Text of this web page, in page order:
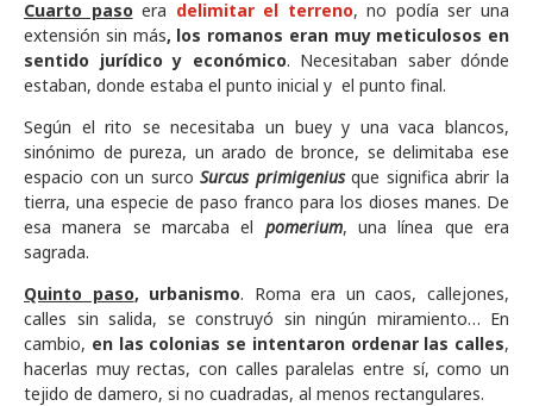
Cuarto paso era delimitar el terreno, no podía ser una
extensión sin más, los romanos eran muy meticulosos en
sentido jurídico y económico. Necesitaban saber dónde
estaban, donde estaba el punto inicial y el punto final.
Según el rito se necesitaba un buey y una vaca blancos,
sinónimo de pureza, un arado de bronce, se delimitaba ese
espacio con un surcoSurcus primigeniusque significa abrir la
tierra, una especie de paso franco para los dioses manes. De
esa manera se marcaba el pomerium, una línea que era
sagrada.
Quinto paso, urbanismo. Roma era un caos, callejones,
calles sin salida, se construyó sin ningún miramiento… En
cambio, en las colonias se intentaron ordenar las calles,
hacerlas muy rectas, con calles paralelas entre sí, como un
tejido de damero, si no cuadradas, al menos rectangulares.